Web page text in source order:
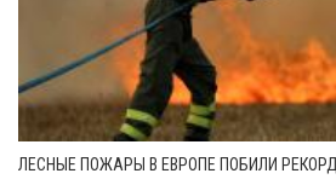
ЛЕСНЫЕ ПОЖАРЫ В ЕВРОПЕ ПОБИЛИ РЕКОРД